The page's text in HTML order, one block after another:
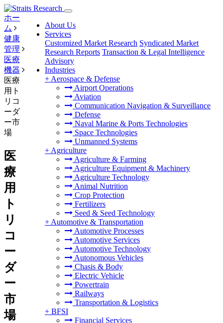
About Us
Services
Customized Market Research Syndicated Market
Research Reports Transaction & Legal Intelligence
Advisory
Industries
+ Aerospace & Defense
Airport Operations
Aviation
Communication Navigation & Surveillance
Defense
Naval Marine & Ports Technologies
Space Technologies
Unmanned Systems
+ Agriculture
Agriculture & Farming
Agriculture Equipment & Machinery
Agriculture Technology
Animal Nutrition
Crop Protection
Fertilizers
Seed & Seed Technology
+ Automotive & Transportation
Automotive Processes
Automotive Services
Automotive Technology
Autonomous Vehicles
Chasis & Body
Electric Vehicle
Powertrain
Railways
Transportation & Logistics
+ BFSI
Financial Services
ホー
ム
健康
管理
医療
機器
医療
用ト
リコ
ーダ
ー市
場
医
療
用
ト
リ
コ
ー
ダ
ー
市
場